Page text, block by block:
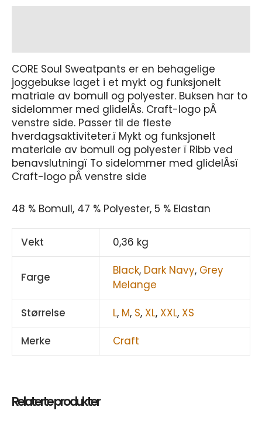
CORE Soul Sweatpants er en behagelige
joggebukse laget i et mykt og funksjonelt
matriale av bomull og polyester. Buksen har to
sidelommer med glidelÂs. Craft-logo pÂ
venstre side. Passer til de fleste
hverdagsaktiviteter.ï Mykt og funksjonelt
materiale av bomull og polyester ï Ribb ved
benavslutningï To sidelommer med glidelÂsï
Craft-logo pÂ venstre side
48 % Bomull, 47 % Polyester, 5 % Elastan
Vekt 0,36 kg
Farge Black, Dark Navy, Grey
Melange
Størrelse
L, M, S, XL, XXL, XS
Merke
Craft
Relaterte produkter